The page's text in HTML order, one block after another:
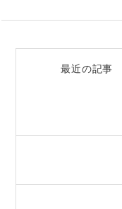
最近の記事